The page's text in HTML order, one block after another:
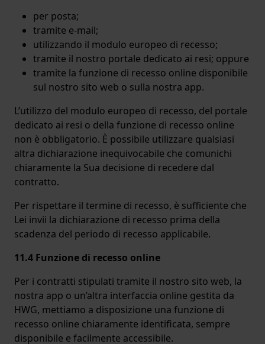
per posta;
tramite e-mail;
utilizzando il modulo europeo di recesso;
tramite il nostro portale dedicato ai resi; oppure
tramite la funzione di recesso online disponibile
sul nostro sito web o sulla nostra app.
L’utilizzo del modulo europeo di recesso, del portale
dedicato ai resi o della funzione di recesso online
non è obbligatorio. È possibile utilizzare qualsiasi
altra dichiarazione inequivocabile che comunichi
chiaramente la Sua decisione di recedere dal
contratto.
Per rispettare il termine di recesso, è sufficiente che
Lei invii la dichiarazione di recesso prima della
scadenza del periodo di recesso applicabile.
11.4 Funzione di recesso online
Per i contratti stipulati tramite il nostro sito web, la
nostra app o un’altra interfaccia online gestita da
HWG, mettiamo a disposizione una funzione di
recesso online chiaramente identificata, sempre
disponibile e facilmente accessibile.